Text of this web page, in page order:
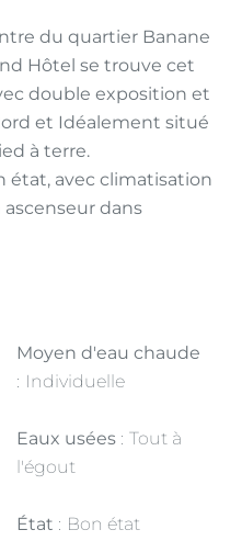
du quartier Banane
Hôtel se trouve cet
double exposition et
et Idéalement situé
à terre.
état, avec climatisation
dans
Moyen d'eau chaude
Individuelle
Eaux usées
Tout à
l'égout
État Bon état